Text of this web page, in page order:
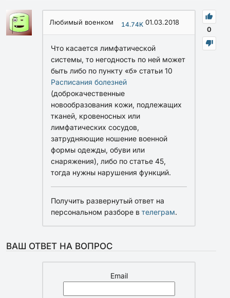
0
Любимый военком 14.74K 01.03.2018
Что касается лимфатической
системы, то негодность по ней может
быть либо по пункту «б» статьи 10
Расписания болезней
(доброкачественные
новообразования кожи, подлежащих
тканей, кровеносных или
лимфатических сосудов,
затрудняющие ношение военной
формы одежды, обуви или
снаряжения), либо по статье 45,
тогда нужны нарушения функций.
Получить развернутый ответ на
персональном разборе в телеграм.
ВАШ ОТВЕТ НА ВОПРОС
Email